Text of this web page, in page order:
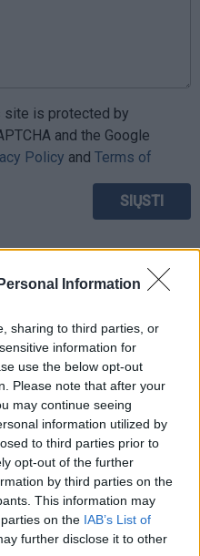
Information
sharing to third parties, or
information for
use the below opt-out
Please note that after your
may continue seeing
information utilized by
to third parties prior to
opt-out of the further
by third parties on the
This information may
on the IAB’s List of
further disclose it to other
site is protected by
and the Google
Policy and Terms of